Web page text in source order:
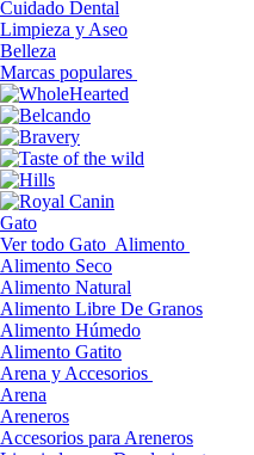
Cuidado Dental
Limpieza y Aseo
Belleza
Marcas populares
Gato
Ver todo Gato Alimento
Alimento Seco
Alimento Natural
Alimento Libre De Granos
Alimento Húmedo
Alimento Gatito
Arena y Accesorios
Arena
Areneros
Accesorios para Areneros